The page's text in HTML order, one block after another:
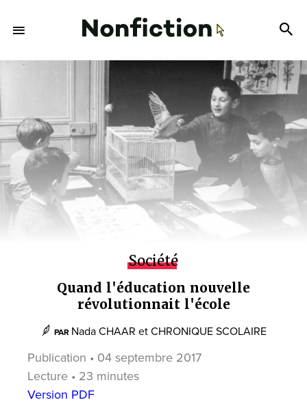
Société
Quand l'éducation nouvelle
révolutionnait l'école
PAR Nada CHAAR et CHRONIQUE SCOLAIRE
Publication • 04 septembre 2017
Lecture • 23 minutes
Version PDF